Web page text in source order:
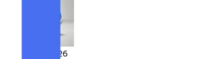
4 juin 2026